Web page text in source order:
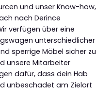
und unser Know-how,
nach Derince
verfügen über eine
unterschiedlicher
sperrige Möbel sicher zu
unsere Mitarbeiter
dafür, dass dein Hab
unbeschadet am Zielort